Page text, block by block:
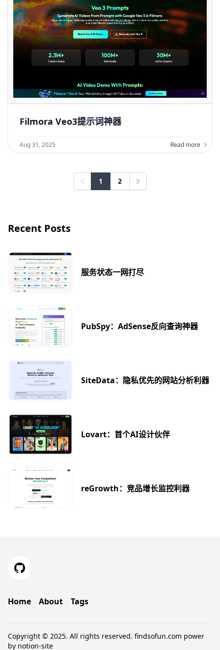
Filmora Veo3提示词神器
Aug 31, 2025 Read more
Previous
1 2 Next
Recent Posts
服务状态一网打尽
PubSpy：AdSense反向查询神器
SiteData：隐私优先的网站分析利器
Lovart：首个AI设计伙伴
reGrowth：竞品增长监控利器
Home About Tags
Copyright © 2025. All rights reserved. findsofun.com power
by notion-site